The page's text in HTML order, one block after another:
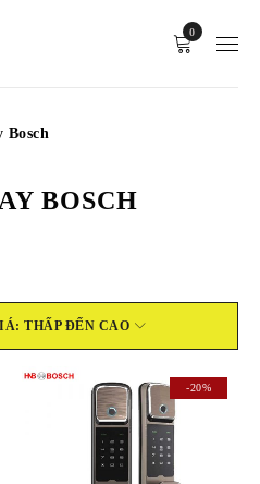
0
Bosch
BOSCH
THẤP ĐẾN CAO
-20%